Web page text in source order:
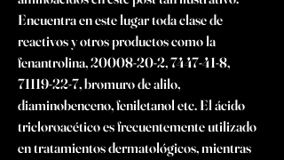
Encuentra en este lugar toda clase de
reactivos y otros productos como la
fenantrolina, 20008-20-2, 7447-41-8,
71119-22-7, bromuro de alilo,
diaminobenceno, feniletanol etc. El ácido
tricloroacético es frecuentemente utilizado
en tratamientos dermatológicos, mientras